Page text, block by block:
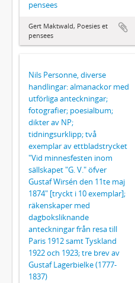
pensees
Gert Maktwald, Poesies et
pensees
Nils Personne, diverse
handlingar: almanackor med
utförliga anteckningar;
fotografier; poesialbum;
dikter av NP;
tidningsurklipp; två
exemplar av ettbladstrycket
"Vid minnesfesten inom
sällskapet "G. V." öfver
Gustaf Wirsén den 11te maj
1874" [tryckt i 10 exemplar];
räkenskaper med
dagboksliknande
anteckningar från resa till
Paris 1912 samt Tyskland
1922 och 1923; tre brev av
Gustaf Lagerbielke (1777-
1837)